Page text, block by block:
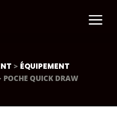
a
> ÉQUIPEMENT
POCHE QUICK DRAW